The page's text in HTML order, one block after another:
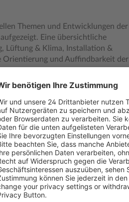
Themen und Entwicklungen der
Eine übersichtliche
Lüftung & Klima, Installation &
Orientierung und Auffindbarkeit der
& Klima, Gebäudeautomation &
Lesern einen detaillierten und
Systemen und Normen.
Interview: Im Mittelpunkt steht Ihr
rund um Büro &
Themenbereich im Heft. Darin
für Handwerker in leitender